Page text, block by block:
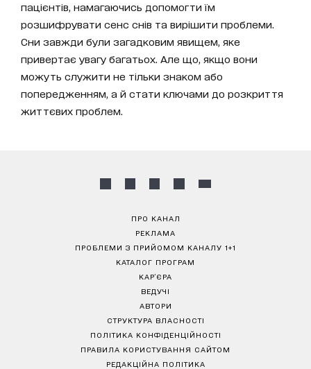
пацієнтів, намагаючись допомогти їм
розшифрувати сенс снів та вирішити проблеми.
Сни завжди були загадковим явищем, яке
привертає увагу багатьох. Але що, якщо вони
можуть служити не тільки знаком або
попередженням, а й стати ключами до розкриття
життєвих проблем.
ПРО КАНАЛ
РЕКЛАМА
ПРОБЛЕМИ З ПРИЙОМОМ КАНАЛУ 1+1
КАТАЛОГ ПРОГРАМ
КАР’ЄРА
ВЕДУЧІ
АВТОРИ
СТРУКТУРА ВЛАСНОСТІ
ПОЛІТИКА КОНФІДЕНЦІЙНОСТІ
ПРАВИЛА КОРИСТУВАННЯ САЙТОМ
РЕДАКЦІЙНА ПОЛІТИКА